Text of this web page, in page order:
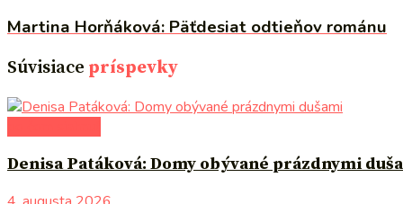
Martina Horňáková: Päťdesiat odtieňov románu
Súvisiace príspevky
Denisa Patáková: Domy obývané prázdnymi